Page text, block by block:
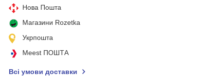
Нова Пошта
Магазини Rozetka
Укрпошта
Meest ПОШТА
Всі умови доставки